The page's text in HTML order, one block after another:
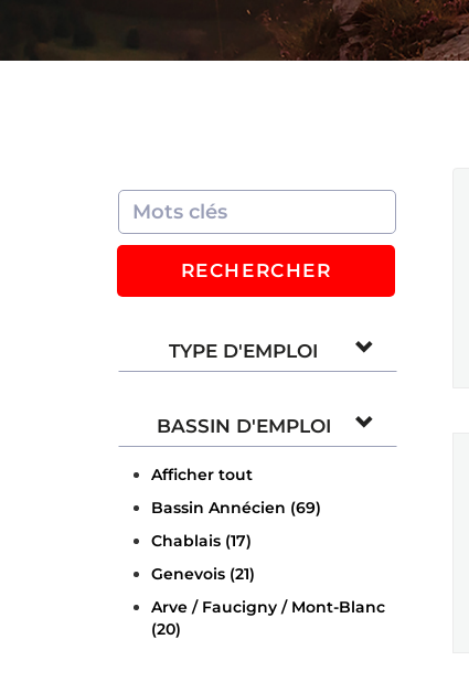
RECHERCHER
TYPE D'EMPLOI
BASSIN D'EMPLOI
Afficher tout
Bassin Annécien (69)
Chablais (17)
Genevois (21)
Arve / Faucigny / Mont-Blanc
(20)